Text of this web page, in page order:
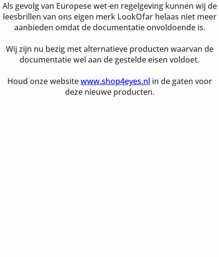
Als gevolg van Europese wet-en regelgeving kunnen wij de
leesbrillen van ons eigen merk LookOfar helaas niet meer
aanbieden omdat de documentatie onvoldoende is.
Wij zijn nu bezig met alternatieve producten waarvan de
documentatie wel aan de gestelde eisen voldoet.
Houd onze websitewww.shop4eyes.nl in de gaten voor
deze nieuwe producten.